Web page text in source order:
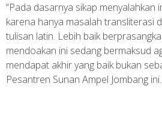
“Pada dasarnya sikap menyalahkan
karena hanya masalah transliterasi
tulisan latin. Lebih baik
mendoakan ini sedang bermaksud
mendapat akhir yang baik bukan
Pesantren Sunan Ampel Jombang ini.